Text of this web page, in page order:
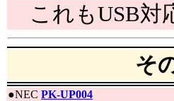
これもUSB対
そ
●NEC PK-UP004